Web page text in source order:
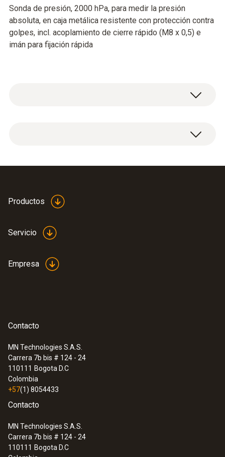
Sonda de presión, 2000 hPa, para medir la presión
absoluta, en caja metálica resistente con protección contra
golpes, incl. acoplamiento de cierre rápido (M8 x 0,5) e
imán para fijación rápida
Presión absoluta
Rango
Sobrecarga
4000 hPa
:0560 5210
testo 521-1 - Manómetro diferencial
(0,2 % del f.e.)
Productos
Servicio
Empresa
Contacto
MN Technologies S.A.S.
Carrera 7b bis # 124 - 24
110111 Bogota D.C
Colombia
+57(1) 8054433
Contacto
MN Technologies S.A.S.
Carrera 7b bis # 124 - 24
110111 Bogota D.C